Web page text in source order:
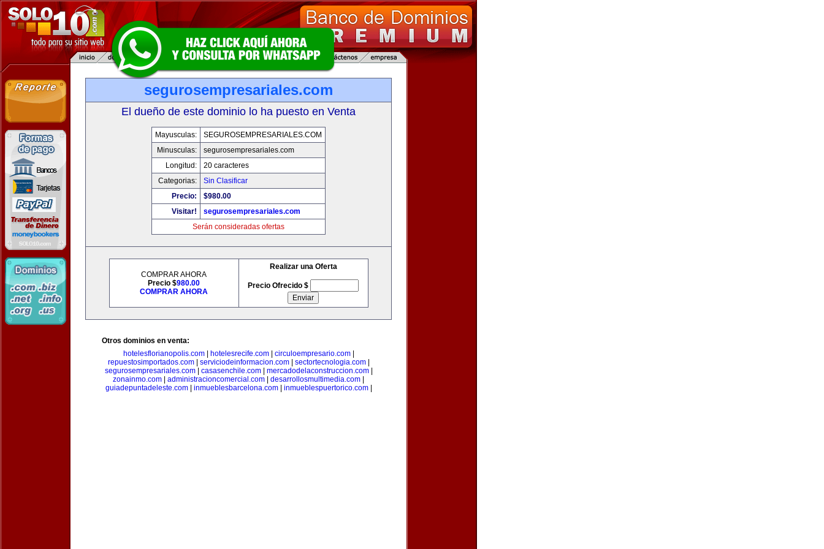
segurosempresariales.com
El dueño de este dominio lo ha puesto en Venta
Mayusculas:
SEGUROSEMPRESARIALES.COM
Minusculas:
segurosempresariales.com
Longitud:
20 caracteres
Categorias:
Sin Clasificar
Precio:
$980.00
Visitar!
segurosempresariales.com
Serán consideradas ofertas
COMPRAR AHORA
Precio $980.00
COMPRAR AHORA
Realizar una Oferta
Precio Ofrecido $
Otros dominios en venta:
hotelesflorianopolis.com| hotelesrecife.com| circuloempresario.com|
repuestosimportados.com| serviciodeinformacion.com| sectortecnologia.com|
segurosempresariales.com| casasenchile.com| mercadodelaconstruccion.com|
zonainmo.com
administracioncomercial.com desarrollosmultimedia.com
guiadepuntadeleste.com| inmueblesbarcelona.com| inmueblespuertorico.com|